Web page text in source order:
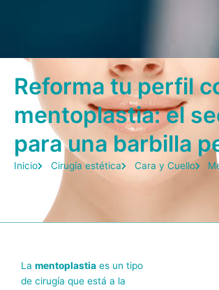
Reforma tu perfil
mentoplastia: el
para una barbilla
Inicio Cirugía estética Cara y Cuello
La mentoplastia es un tipo
de cirugía que está a la